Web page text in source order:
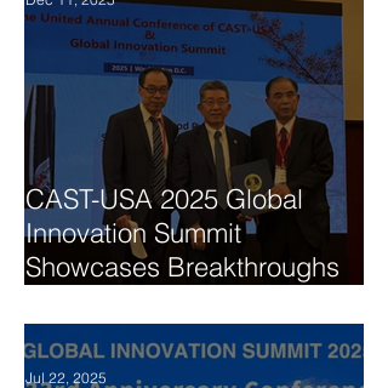
CAST-USA 2025 Global
Innovation Summit
Showcases Breakthroughs
Technology Collaboration
Jul 22, 2025